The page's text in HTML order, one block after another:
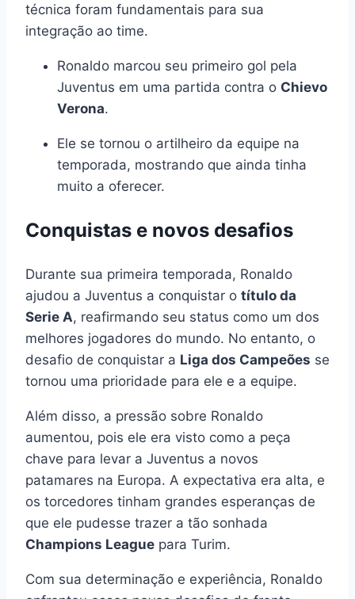
técnica foram fundamentais para sua
integração ao time.
Ronaldo marcou seu primeiro gol pela
Juventus em uma partida contra o Chievo
Verona.
Ele se tornou o artilheiro da equipe na
temporada, mostrando que ainda tinha
muito a oferecer.
Conquistas e novos desafios
Durante sua primeira temporada, Ronaldo
ajudou a Juventus a conquistar o título da
Serie A, reafirmando seu status como um dos
melhores jogadores do mundo. No entanto, o
desafio de conquistar a Liga dos Campeões se
tornou uma prioridade para ele e a equipe.
Além disso, a pressão sobre Ronaldo
aumentou, pois ele era visto como a peça
chave para levar a Juventus a novos
patamares na Europa. A expectativa era alta, e
os torcedores tinham grandes esperanças de
que ele pudesse trazer a tão sonhada
Champions League para Turim.
Com sua determinação e experiência, Ronaldo